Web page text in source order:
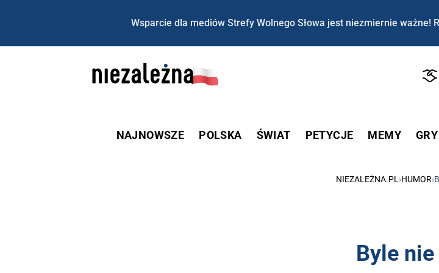
Wsparcie dla mediów Strefy Wolnego Słowa jest niezmiernie ważne!
NAJNOWSZE POLSKA ŚWIAT PETYCJE MEMY GRY
NIEZALEŻNA.PL ›HUMOR›
Byle nie